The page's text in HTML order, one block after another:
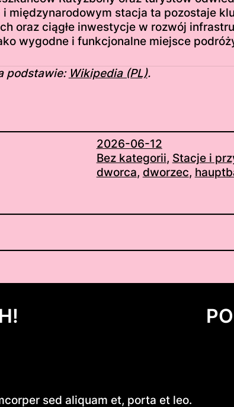
i międzynarodowym stacja ta pozostaje
oraz ciągłe inwestycje w rozwój
wygodne i funkcjonalne miejsce
podstawie: Wikipedia (PL).
2026-06-12
Bez kategorii, Stacje i
dworca, dworzec,
sed aliquam et, porta et leo.